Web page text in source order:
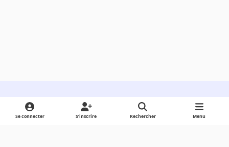
Light ModeDark ModeSystem Preference
Se connecter S’inscrire Rechercher Menu